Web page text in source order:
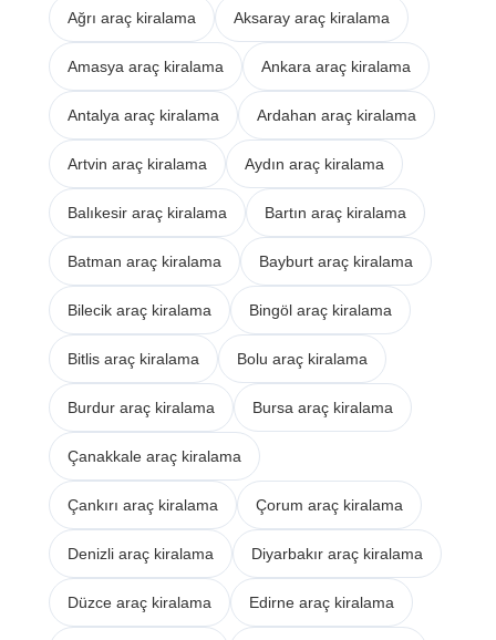
Ağrı araç kiralama Aksaray araç kiralama
Amasya araç kiralama Ankara araç kiralama
Antalya araç kiralama Ardahan araç kiralama
Artvin araç kiralama Aydın araç kiralama
Balıkesir araç kiralama Bartın araç kiralama
Batman araç kiralama Bayburt araç kiralama
Bilecik araç kiralama Bingöl araç kiralama
Bitlis araç kiralama Bolu araç kiralama
Burdur araç kiralama Bursa araç kiralama
Çanakkale araç kiralama
Çankırı araç kiralama Çorum araç kiralama
Denizli araç kiralama Diyarbakır araç kiralama
Düzce araç kiralama Edirne araç kiralama